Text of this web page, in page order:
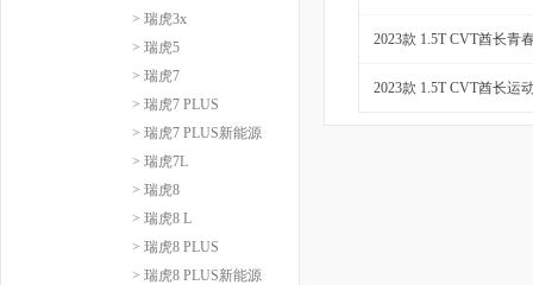
> 瑞虎3x
> 瑞虎5
> 瑞虎7
> 瑞虎7 PLUS
> 瑞虎7 PLUS新能源
> 瑞虎7L
> 瑞虎8
> 瑞虎8 L
> 瑞虎8 PLUS
> 瑞虎8 PLUS新能源
2023款 1.5T CVT酋长青
2023款 1.5T CVT酋长运